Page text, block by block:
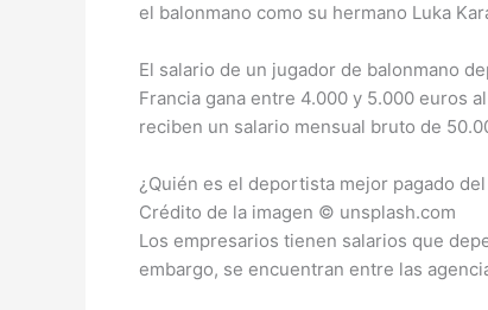
el balonmano como su hermano Luka
El salario de un jugador de balonmano
Francia gana entre 4.000 y 5.000 euros
reciben un salario mensual bruto de
¿Quién es el deportista mejor pagado
Crédito de la imagen © unsplash.com
Los empresarios tienen salarios que
embargo, se encuentran entre las